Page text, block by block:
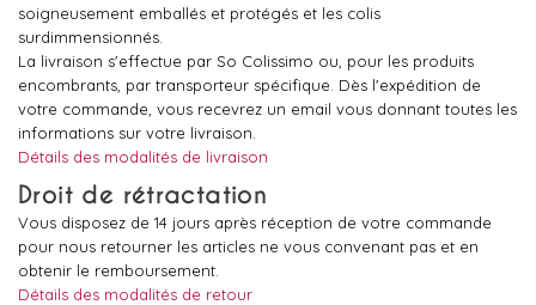
soigneusement emballés et protégés et les colis
surdimmensionnés.
La livraison s'effectue par So Colissimo ou, pour les produits
encombrants, par transporteur spécifique. Dès l'expédition de
votre commande, vous recevrez un email vous donnant toutes les
informations sur votre livraison.
Détails des modalités de livraison
Droit de rétractation
Vous disposez de 14 jours après réception de votre commande
pour nous retourner les articles ne vous convenant pas et en
obtenir le remboursement.
Détails des modalités de retour